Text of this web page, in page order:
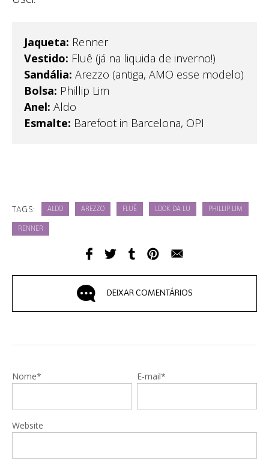
Jaqueta: Renner
Vestido: Fluê (já na liquida de inverno!)
Sandália: Arezzo (antiga, AMO esse modelo)
Bolsa: Phillip Lim
Anel: Aldo
Esmalte: Barefoot in Barcelona, OPI
TAGS: ALDO AREZZO FLUÊ LOOK DA LU PHILLIP LIM
RENNER
DEIXAR COMENTÁRIOS
Nome* E-mail*
Website